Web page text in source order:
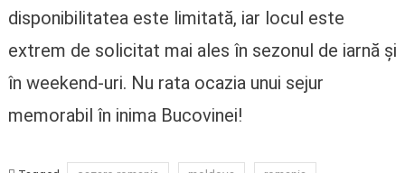
disponibilitatea este limitată, iar locul este
extrem de solicitat mai ales în sezonul de iarnă și
în weekend-uri. Nu rata ocazia unui sejur
memorabil în inima Bucovinei!